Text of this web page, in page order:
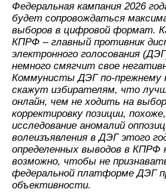
Федеральная кампания 2026
будет сопровождаться
выборов в цифровой формат.
КПРФ – главный противник
электронного голосования
немного смягчит свое
Коммунисты ДЭГ по-прежнему
скажут избирателям, что
онлайн, чем не ходить на
корректировку позиции,
исследование аномалий
волеизъявления в ДЭГ этого
определенных выводов в КПРФ
возможно, чтобы не
федеральной платформе ДЭГ
объективности.